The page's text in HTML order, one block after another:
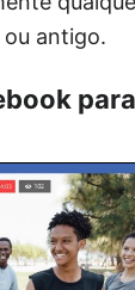
antigo.